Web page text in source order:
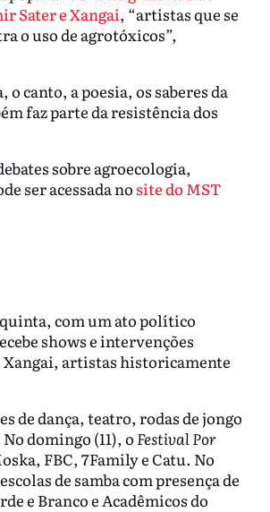
Sater e Xangai, “artistas que se
o uso de agrotóxicos”,
canto, a poesia, os saberes da
faz parte da resistência dos
sobre agroecologia,
ser acessada no site do MST
com um ato político
shows e intervenções
artistas historicamente
de dança, teatro, rodas de jongo
domingo (11), o Festival Por
FBC, 7Family e Catu. No
de samba com presença de
e Branco e Acadêmicos do